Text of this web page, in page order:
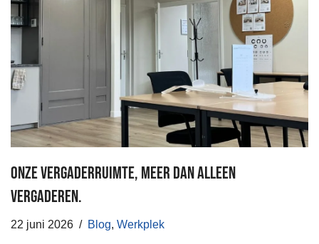
Onze vergaderruimte, meer dan alleen
vergaderen.
22 juni 2026 Blog, Werkplek